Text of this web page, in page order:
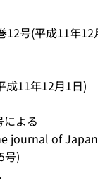
12号(平成11年12
成11年12月1日)
よる
journal of
号)